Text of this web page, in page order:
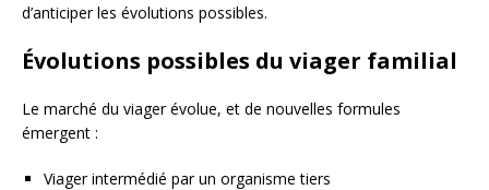
d’anticiper les évolutions possibles.
Évolutions possibles du viager familial
Le marché du viager évolue, et de nouvelles formules
émergent :
Viager intermédié par un organisme tiers